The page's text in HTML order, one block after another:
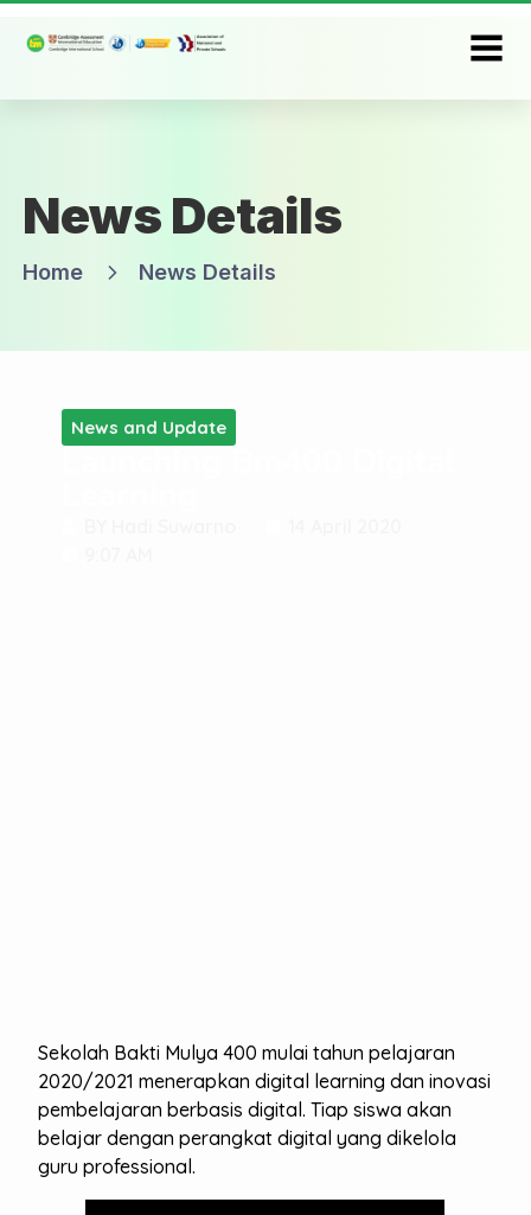
News Details
Home News Details
News and Update
Sekolah Bakti Mulya 400 mulai tahun pelajaran
2020/2021 menerapkan digital learning dan inovasi
pembelajaran berbasis digital. Tiap siswa akan
belajar dengan perangkat digital yang dikelola
guru professional.